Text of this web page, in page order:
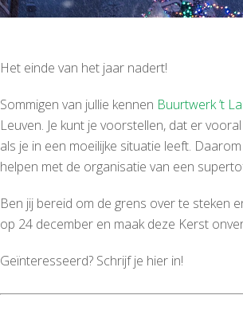
Het einde van het jaar nadert!
Sommigen van jullie kennen Buurtwerk ’t
Leuven. Je kunt je voorstellen, dat er
als je in een moeilijke situatie leeft.
helpen met de organisatie van een
Ben jij bereid om de grens over te steken
op 24 december en maak deze Kerst
Geïnteresseerd? Schrijf je hier in!